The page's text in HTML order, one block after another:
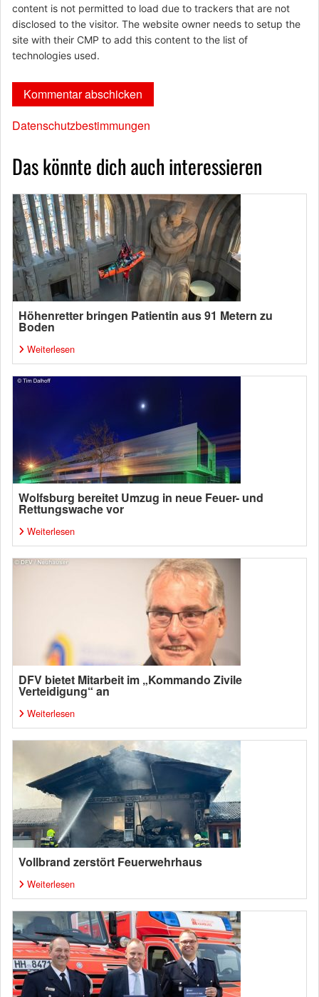
content is not permitted to load due to trackers that are not
disclosed to the visitor. The website owner needs to setup the
site with their CMP to add this content to the list of
technologies used.
Datenschutzbestimmungen
Das könnte dich auch interessieren
Höhenretter bringen Patientin aus 91 Metern zu
Boden
Weiterlesen
Wolfsburg bereitet Umzug in neue Feuer- und
Rettungswache vor
Weiterlesen
DFV bietet Mitarbeit im „Kommando Zivile
Verteidigung“ an
Weiterlesen
Vollbrand zerstört Feuerwehrhaus
Weiterlesen